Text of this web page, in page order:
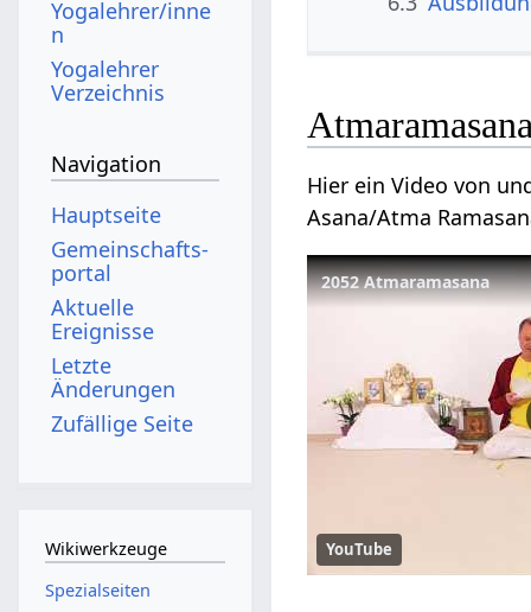
Hier ein Video von
Asana/Atma
2052 Atmaramasana
YouTube
Yogalehrer/inne
n
Yogalehrer
Verzeichnis
Navigation
Hauptseite
Gemeinschafts­
portal
Aktuelle
Ereignisse
Letzte
Änderungen
Zufällige Seite
Wikiwerkzeuge
Spezialseiten